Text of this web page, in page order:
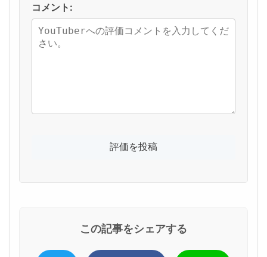
コメント:
この記事をシェアする